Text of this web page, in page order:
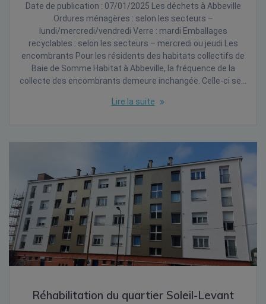
Date de publication : 07/01/2025 Les déchets à Abbeville
Ordures ménagères : selon les secteurs –
lundi/mercredi/vendredi Verre : mardi Emballages
recyclables : selon les secteurs – mercredi ou jeudi Les
encombrants Pour les résidents des habitats collectifs de
Baie de Somme Habitat à Abbeville, la fréquence de la
collecte des encombrants demeure inchangée. Celle-ci se…
Lire la suite
Réhabilitation du quartier Soleil-Levant